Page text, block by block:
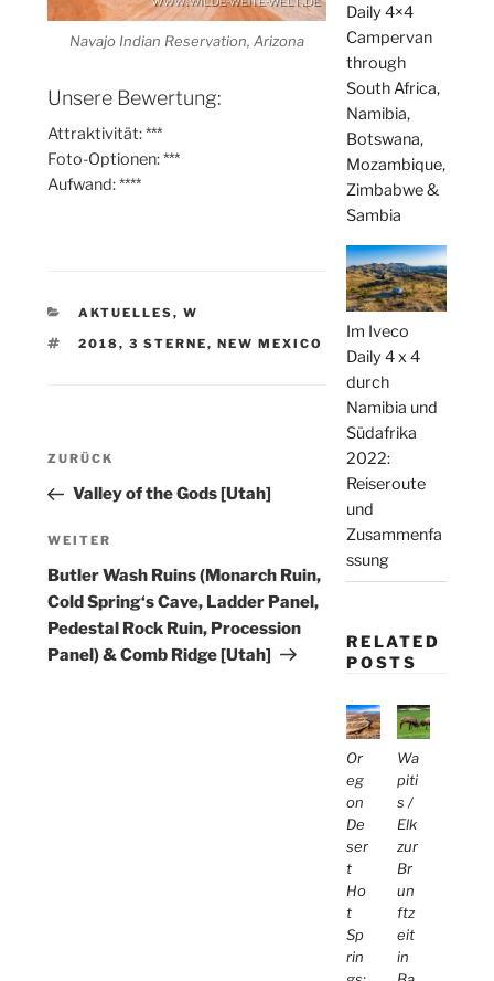
Navajo Indian Reservation, Arizona
Unsere Bewertung:
Attraktivität: ***
Foto-Optionen: ***
Aufwand: ****
KATEGORIEN
AKTUELLES, W
SCHLAGWÖRTER
2018, 3 STERNE, NEW MEXICO
Beitragsnavigation
Vorheriger
Beitrag
ZURÜCK
Valley of the Gods [Utah]
Nächster
Beitrag
WEITER
Butler Wash Ruins (Monarch Ruin,
Cold Spring‘s Cave, Ladder Panel,
Pedestal Rock Ruin, Procession
Panel) & Comb Ridge [Utah]
Daily 4×4
Campervan
through
South Africa,
Namibia,
Botswana,
Mozambique,
Zimbabwe &
Sambia
Im Iveco
Daily 4 x 4
durch
Namibia und
Südafrika
2022:
Reiseroute
und
Zusammenfa
ssung
RELATED
POSTS
Or
eg
on
De
ser
t
Ho
t
Sp
rin
Wa
piti
s /
Elk
zur
Br
un
ftz
eit
in